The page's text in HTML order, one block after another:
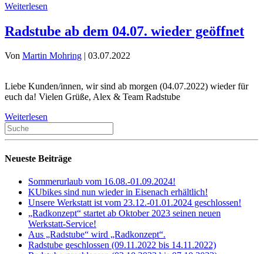
Weiterlesen
Radstube ab dem 04.07. wieder geöffnet
Von Martin Mohring | 03.07.2022
Liebe Kunden/innen, wir sind ab morgen (04.07.2022) wieder für
euch da! Vielen Grüße, Alex & Team Radstube
Weiterlesen
Neueste Beiträge
Sommerurlaub vom 16.08.-01.09.2024!
KUbikes sind nun wieder in Eisenach erhältlich!
Unsere Werkstatt ist vom 23.12.-01.01.2024 geschlossen!
„Radkonzept“ startet ab Oktober 2023 seinen neuen
Werkstatt-Service!
Aus „Radstube“ wird „Radkonzept“.
Radstube geschlossen (09.11.2022 bis 14.11.2022)